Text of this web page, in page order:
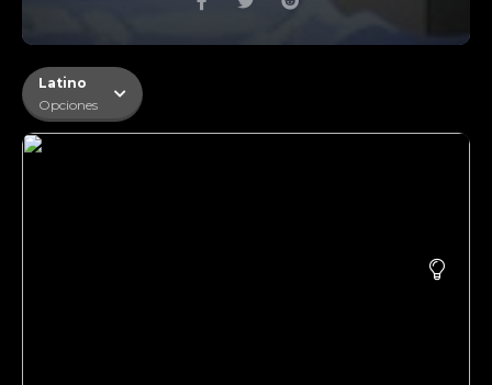
Latino
Opciones